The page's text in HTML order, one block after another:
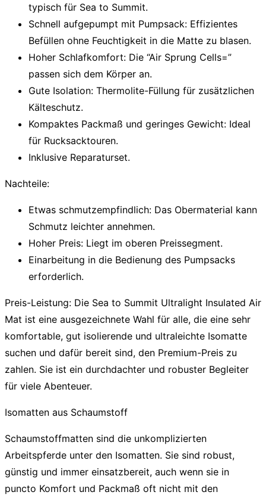
typisch für Sea to Summit.
Schnell aufgepumpt mit Pumpsack: Effizientes
Befüllen ohne Feuchtigkeit in die Matte zu blasen.
Hoher Schlafkomfort: Die “Air Sprung Cells=”
passen sich dem Körper an.
Gute Isolation: Thermolite-Füllung für zusätzlichen
Kälteschutz.
Kompaktes Packmaß und geringes Gewicht: Ideal
für Rucksacktouren.
Inklusive Reparaturset.
Nachteile:
Etwas schmutzempfindlich: Das Obermaterial kann
Schmutz leichter annehmen.
Hoher Preis: Liegt im oberen Preissegment.
Einarbeitung in die Bedienung des Pumpsacks
erforderlich.
Preis-Leistung: Die Sea to Summit Ultralight Insulated Air
Mat ist eine ausgezeichnete Wahl für alle, die eine sehr
komfortable, gut isolierende und ultraleichte Isomatte
suchen und dafür bereit sind, den Premium-Preis zu
zahlen. Sie ist ein durchdachter und robuster Begleiter
für viele Abenteuer.
Isomatten aus Schaumstoff
Schaumstoffmatten sind die unkomplizierten
Arbeitspferde unter den Isomatten. Sie sind robust,
günstig und immer einsatzbereit, auch wenn sie in
puncto Komfort und Packmaß oft nicht mit den